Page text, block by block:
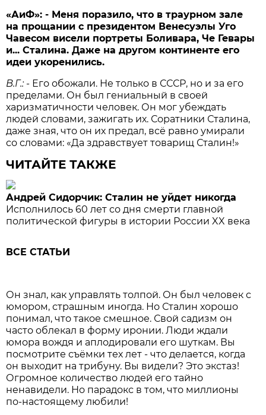
«АиФ»: - Меня поразило, что в траурном зале
на прощании с президентом Венесуэлы Уго
Чавесом висели портреты Боливара, Че Гевары
и... Сталина. Даже на другом континенте его
идеи укоренились.
В.Г.: - Его обожали. Не только в СССР, но и за его
пределами. Он был гениальный в своей
харизматичности человек. Он мог убеждать
людей словами, зажигать их. Соратники Сталина,
даже зная, что он их предал, всё равно умирали
со словами: «Да здравствует товарищ Сталин!»
ЧИТАЙТЕ ТАКЖЕ
Андрей Сидорчик: Сталин не уйдет никогда
Исполнилось 60 лет со дня смерти главной
политической фигуры в истории России XX века
ВСЕ СТАТЬИ
Он знал, как управлять толпой. Он был человек с
юмором, страшным иногда. Но Сталин хорошо
понимал, что такое смешное. Свой садизм он
часто облекал в форму иронии. Люди ждали
юмора вождя и аплодировали его шуткам. Вы
посмотрите съёмки тех лет - что делается, когда
он выходит на трибуну. Вы видели? Это экстаз!
Огромное количество людей его тайно
ненавидели. Но парадокс в том, что миллионы
по-настоящему любили!